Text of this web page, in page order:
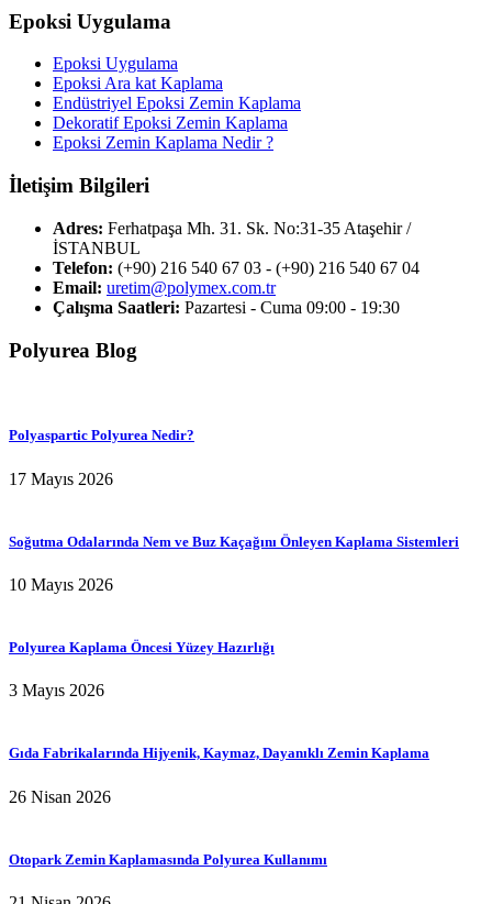
Epoksi Uygulama
Epoksi Uygulama
Epoksi Ara kat Kaplama
Endüstriyel Epoksi Zemin Kaplama
Dekoratif Epoksi Zemin Kaplama
Epoksi Zemin Kaplama Nedir ?
İletişim Bilgileri
Adres: Ferhatpaşa Mh. 31. Sk. No:31-35 Ataşehir /
İSTANBUL
Telefon: (+90) 216 540 67 03 - (+90) 216 540 67 04
Email: uretim@polymex.com.tr
Çalışma Saatleri: Pazartesi - Cuma 09:00 - 19:30
Polyurea Blog
Polyaspartic Polyurea Nedir?
17 Mayıs 2026
Soğutma Odalarında Nem ve Buz Kaçağını Önleyen Kaplama Sistemleri
10 Mayıs 2026
Polyurea Kaplama Öncesi Yüzey Hazırlığı
3 Mayıs 2026
Gıda Fabrikalarında Hijyenik, Kaymaz, Dayanıklı Zemin Kaplama
26 Nisan 2026
Otopark Zemin Kaplamasında Polyurea Kullanımı